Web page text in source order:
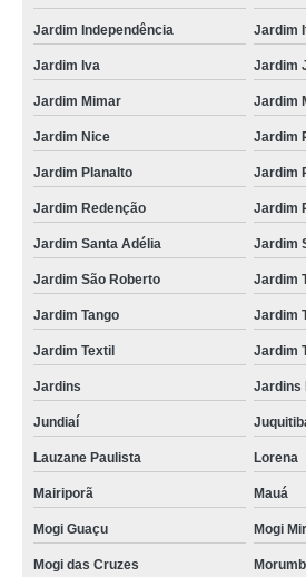
comprar fornecedor de iogurteira industrial 50
comprar iogurteira industrial 50 litros Almirante
iogurteira industrial valores Alegre
iogurteira industrial 500 litros valores Rio
fornecedor de iogurteira industrial orçamento
iogurteira industrial elétrica valores
iogurteira industrial 500 litros valores São José
fornecedor de iogurteira industrial 50 litros
comprar iogurteira industrial 1000 litros Vila
iogurteira industrial elétrica orçamento Pinhais
iogurteira industrial elétrica orçamento
fornecedor de iogurteira industrial orçamento
Jardim Independência Jardim
Jardim Iva Jardim
Jardim Mimar Jardim
Jardim Nice Jardim
Jardim Planalto Jardim
Jardim Redenção Jardim
Jardim Santa Adélia Jardim
Jardim São Roberto Jardim
Jardim Tango Jardim
Jardim Textil Jardim
Jardins Jardins
Jundiaí
Lauzane Paulista Lorena
Mairiporã Mauá
Mogi Guaçu Mogi
Mogi das Cruzes